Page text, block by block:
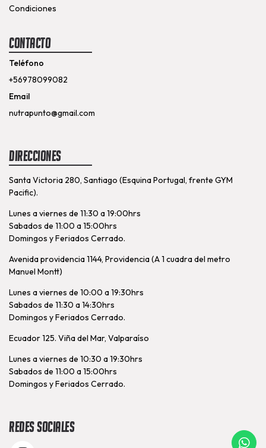
Condiciones
Contacto
Teléfono
+56978099082
Email
nutrapunto@gmail.com
Direcciones
Santa Victoria 280, Santiago (Esquina Portugal, frente GYM
Pacific).
Lunes a viernes de 11:30 a 19:00hrs
Sabados de 11:00 a 15:00hrs
Domingos y Feriados Cerrado.
Avenida providencia 1144, Providencia (A 1 cuadra del metro
Manuel Montt)
Lunes a viernes de 10:00 a 19:30hrs
Sabados de 11:30 a 14:30hrs
Domingos y Feriados Cerrado.
Ecuador 125. Viña del Mar, Valparaíso
Lunes a viernes de 10:30 a 19:30hrs
Sabados de 11:00 a 15:00hrs
Domingos y Feriados Cerrado.
Redes Sociales